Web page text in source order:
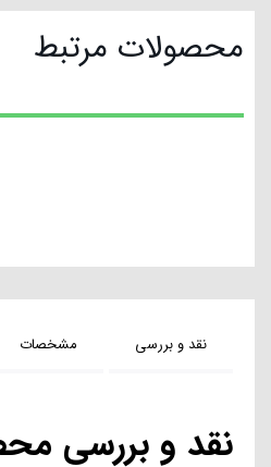
محصولات مرتبط
نقد و بررسی مشخصات
نقد و بررسی